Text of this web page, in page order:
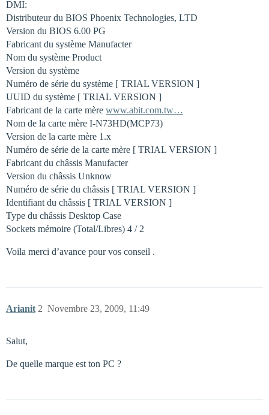
DMI:
Distributeur du BIOS Phoenix Technologies, LTD
Version du BIOS 6.00 PG
Fabricant du système Manufacter
Nom du système Product
Version du système
Numéro de série du système [ TRIAL VERSION ]
UUID du système [ TRIAL VERSION ]
Fabricant de la carte mère www.abit.com.tw…
Nom de la carte mère I-N73HD(MCP73)
Version de la carte mère 1.x
Numéro de série de la carte mère [ TRIAL VERSION ]
Fabricant du châssis Manufacter
Version du châssis Unknow
Numéro de série du châssis [ TRIAL VERSION ]
Identifiant du châssis [ TRIAL VERSION ]
Type du châssis Desktop Case
Sockets mémoire (Total/Libres) 4 / 2
Voila merci d’avance pour vos conseil .
Arianit Novembre 23, 2009, 11:49
2
Salut,
De quelle marque est ton PC ?